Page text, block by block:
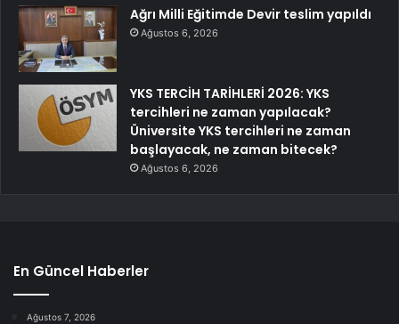
Ağrı Milli Eğitimde Devir teslim yapıldı
Ağustos 6, 2026
YKS TERCİH TARİHLERİ 2026: YKS
tercihleri ne zaman yapılacak?
Üniversite YKS tercihleri ne zaman
başlayacak, ne zaman bitecek?
Ağustos 6, 2026
En Güncel Haberler
Ağustos 7, 2026